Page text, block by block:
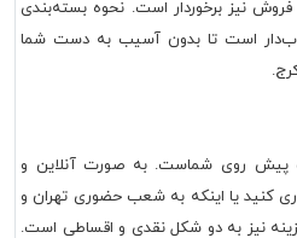
پس از فروش نیز برخوردار است. نحوه بسته‌بندی
است تا بدون آسیب به دست شما
پیش روی شماست. به صورت آنلاین و
کنید یا اینکه به شعب حضوری تهران و
نیز به دو شکل نقدی و اقساطی است.